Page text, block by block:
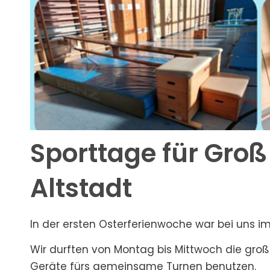
Sporttage für
Altstadt
In der ersten Osterferienwoche war bei uns
Wir durften von Montag bis Mittwoch die
Geräte fürs gemeinsame Turnen benutzen.